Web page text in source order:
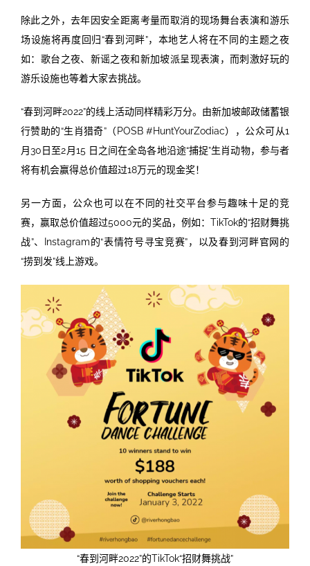
除此之外，去年因安全距离考量而取消的现场舞台表演和游乐
场设施将再度回归“春到河畔”，本地艺人将在不同的主题之夜
如：歌台之夜、新谣之夜和新加坡派呈现表演，而刺激好玩的
游乐设施也等着大家去挑战。
“春到河畔2022”的线上活动同样精彩万分。由新加坡邮政储蓄银
行赞助的“生肖猎奇”（POSB #HuntYourZodiac），公众可从1
月30日至2月15 日之间在全岛各地沿途“捕捉”生肖动物，参与者
将有机会赢得总价值超过18万元的现金奖！
另一方面，公众也可以在不同的社交平台参与趣味十足的竞
赛，赢取总价值超过5000元的奖品，例如：TikTok的“招财舞挑
战”、Instagram的“表情符号寻宝竞赛”，以及春到河畔官网的
“捞到发”线上游戏。
“春到河畔2022”的TikTok“招财舞挑战”